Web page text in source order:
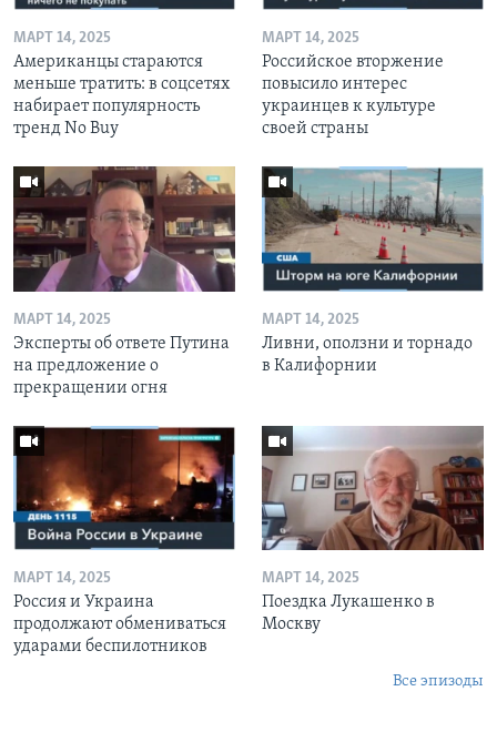
МАРТ 14, 2025
Американцы стараются
меньше тратить: в соцсетях
набирает популярность
тренд No Buy
МАРТ 14, 2025
Российское вторжение
повысило интерес
украинцев к культуре
своей страны
МАРТ 14, 2025
Эксперты об ответе Путина
на предложение о
прекращении огня
МАРТ 14, 2025
Ливни, оползни и торнадо
в Калифорнии
МАРТ 14, 2025
Россия и Украина
продолжают обмениваться
ударами беспилотников
МАРТ 14, 2025
Поездка Лукашенко в
Москву
Все эпизоды